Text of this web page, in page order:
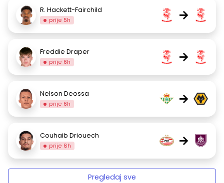
R. Hackett-Fairchild
prije 5h →
Freddie Draper
prije 6h →
Nelson Deossa
prije 6h →
Couhaib Driouech
prije 8h →
Pregledaj sve